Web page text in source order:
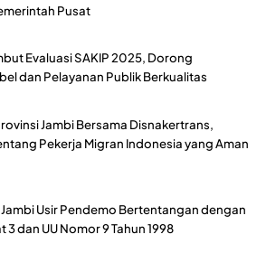
Pusat
Evaluasi SAKIP 2025, Dorong
dan Pelayanan Publik Berkualitas
Jambi Bersama Disnakertrans,
Pekerja Migran Indonesia yang Aman
Usir Pendemo Bertentangan dengan
3 dan UU Nomor 9 Tahun 1998